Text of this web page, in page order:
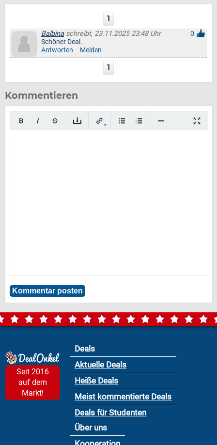
1
Balbina schreibt, 23.11.2025 23:48 Uhr
0
Schöner Deal.
Antworten
Melden
1
Kommentieren
Seit 2016
auf dem
Markt!
Deals
Aktuelle Deals
Heiße Deals
Meist kommentierte Deals
Deals für Studenten
Über uns